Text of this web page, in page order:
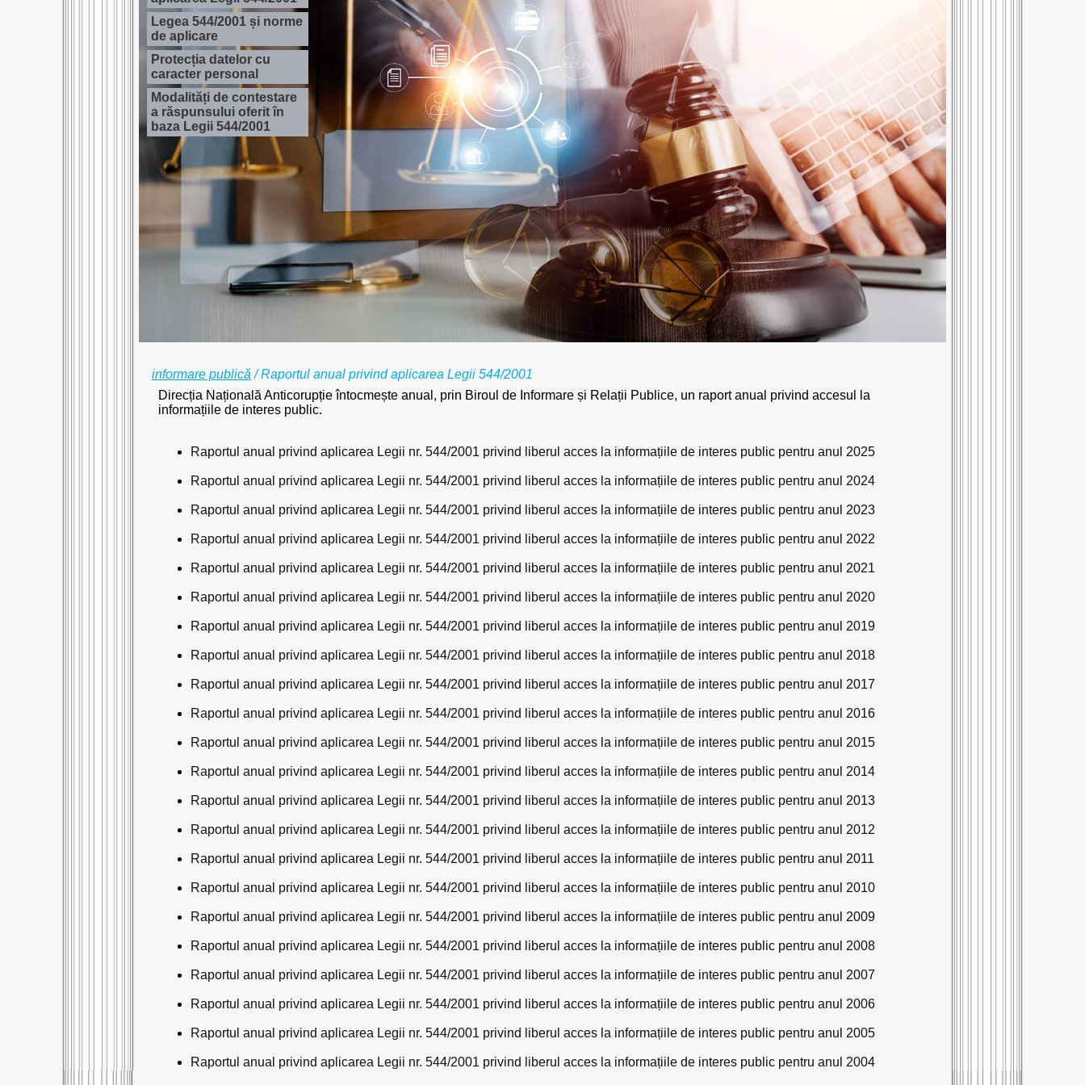
Legea 544/2001 și norme
de aplicare
Protecția datelor cu
caracter personal
Modalități de contestare
a răspunsului oferit în
baza Legii 544/2001
informare publică / Raportul anual privind aplicarea Legii 544/2001
Direcția Națională Anticorupție întocmește anual, prin Biroul de Informare și Relații Publice, un raport anual privind accesul la
informațiile de interes public.
Raportul anual privind aplicarea Legii nr. 544/2001 privind liberul acces la informațiile de interes public pentru anul 2025
Raportul anual privind aplicarea Legii nr. 544/2001 privind liberul acces la informațiile de interes public pentru anul 2024
Raportul anual privind aplicarea Legii nr. 544/2001 privind liberul acces la informațiile de interes public pentru anul 2023
Raportul anual privind aplicarea Legii nr. 544/2001 privind liberul acces la informațiile de interes public pentru anul 2022
Raportul anual privind aplicarea Legii nr. 544/2001 privind liberul acces la informațiile de interes public pentru anul 2021
Raportul anual privind aplicarea Legii nr. 544/2001 privind liberul acces la informațiile de interes public pentru anul 2020
Raportul anual privind aplicarea Legii nr. 544/2001 privind liberul acces la informațiile de interes public pentru anul 2019
Raportul anual privind aplicarea Legii nr. 544/2001 privind liberul acces la informațiile de interes public pentru anul 2018
Raportul anual privind aplicarea Legii nr. 544/2001 privind liberul acces la informațiile de interes public pentru anul 2017
Raportul anual privind aplicarea Legii nr. 544/2001 privind liberul acces la informațiile de interes public pentru anul 2016
Raportul anual privind aplicarea Legii nr. 544/2001 privind liberul acces la informațiile de interes public pentru anul 2015
Raportul anual privind aplicarea Legii nr. 544/2001 privind liberul acces la informațiile de interes public pentru anul 2014
Raportul anual privind aplicarea Legii nr. 544/2001 privind liberul acces la informațiile de interes public pentru anul 2013
Raportul anual privind aplicarea Legii nr. 544/2001 privind liberul acces la informațiile de interes public pentru anul 2012
Raportul anual privind aplicarea Legii nr. 544/2001 privind liberul acces la informațiile de interes public pentru anul 2011
Raportul anual privind aplicarea Legii nr. 544/2001 privind liberul acces la informațiile de interes public pentru anul 2010
Raportul anual privind aplicarea Legii nr. 544/2001 privind liberul acces la informațiile de interes public pentru anul 2009
Raportul anual privind aplicarea Legii nr. 544/2001 privind liberul acces la informațiile de interes public pentru anul 2008
Raportul anual privind aplicarea Legii nr. 544/2001 privind liberul acces la informațiile de interes public pentru anul 2007
Raportul anual privind aplicarea Legii nr. 544/2001 privind liberul acces la informațiile de interes public pentru anul 2006
Raportul anual privind aplicarea Legii nr. 544/2001 privind liberul acces la informațiile de interes public pentru anul 2005
Raportul anual privind aplicarea Legii nr. 544/2001 privind liberul acces la informațiile de interes public pentru anul 2004